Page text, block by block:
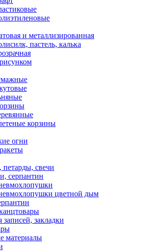
и металлизированная
пастель, калька
корзины
огни
свечи
серпантин
цветной дым
записей, закладки
материалы